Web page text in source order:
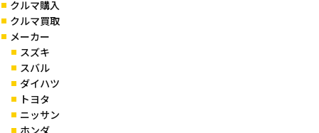
クルマ購入
クルマ買取
メーカー
スズキ
スバル
ダイハツ
トヨタ
ニッサン
ホンダ